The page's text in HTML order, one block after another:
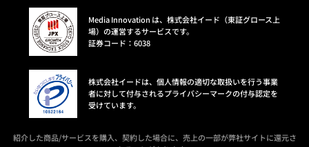
Media Innovation は、株式会社イード（東証グロース上
場）の運営するサービスです。
証券コード：6038
株式会社イードは、個人情報の適切な取扱いを行う事業
者に対して付与されるプライバシーマークの付与認定を
受けています。
紹介した商品/サービスを購入、契約した場合に、売上の一部が弊社サイトに還元さ